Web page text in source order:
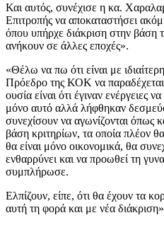
Και αυτός, συνέχισε η κα.
Επιτροπής να αποκαταστήσει
όπου υπήρχε διάκριση στην βάση
ανήκουν σε άλλες εποχές».
«Θέλω να πω ότι είναι με
Πρόεδρο της ΚΟΚ να
ουσία είναι ότι έγιναν ενέργειες
μόνο αυτό αλλά λήφθηκαν
συνεχίσουν να αγωνίζονται όπως
βάση κριτηρίων, τα οποία πλέον
θα είναι μόνο οικονομικά, θα
ενθαρρύνει και να προωθεί τη
συμπλήρωσε.
Ελπίζουν, είπε, ότι θα έχουν τα
αυτή τη φορά και με νέα